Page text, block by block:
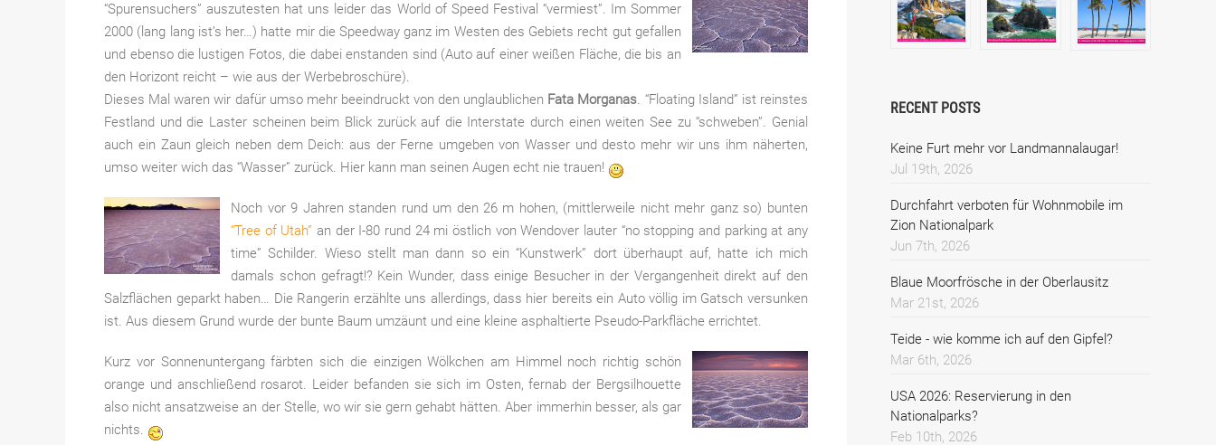
“Spurensuchers” auszutesten hat uns leider das World of Speed Festival “vermiest”. Im Sommer
2000 (lang lang ist’s her…) hatte mir die Speedway ganz im Westen des Gebiets recht gut gefallen
und ebenso die lustigen Fotos, die dabei enstanden sind (Auto auf einer weißen Fläche, die bis an
den Horizont reicht – wie aus der Werbebroschüre).
Dieses Mal waren wir dafür umso mehr beeindruckt von den unglaublichen Fata Morganas. “Floating Island” ist reinstes
Festland und die Laster scheinen beim Blick zurück auf die Interstate durch einen weiten See zu “schweben”. Genial
auch ein Zaun gleich neben dem Deich: aus der Ferne umgeben von Wasser und desto mehr wir uns ihm näherten,
umso weiter wich das “Wasser” zurück. Hier kann man seinen Augen echt nie trauen!
Noch vor 9 Jahren standen rund um den 26 m hohen, (mittlerweile nicht mehr ganz so) bunten
“Tree of Utah” an der I-80 rund 24 mi östlich von Wendover lauter “no stopping and parking at any
time” Schilder. Wieso stellt man dann so ein “Kunstwerk” dort überhaupt auf, hatte ich mich
damals schon gefragt!? Kein Wunder, dass einige Besucher in der Vergangenheit direkt auf den
Salzflächen geparkt haben… Die Rangerin erzählte uns allerdings, dass hier bereits ein Auto völlig im Gatsch versunken
ist. Aus diesem Grund wurde der bunte Baum umzäunt und eine kleine asphaltierte Pseudo-Parkfläche errichtet.
Kurz vor Sonnenuntergang färbten sich die einzigen Wölkchen am Himmel noch richtig schön
orange und anschließend rosarot. Leider befanden sie sich im Osten, fernab der Bergsilhouette
also nicht ansatzweise an der Stelle, wo wir sie gern gehabt hätten. Aber immerhin besser, als gar
nichts.
RECENT POSTS
Keine Furt mehr vor Landmannalaugar!
Jul 19th, 2026
Durchfahrt verboten für Wohnmobile im
Zion Nationalpark
Jun 7th, 2026
Blaue Moorfrösche in der Oberlausitz
Mar 21st, 2026
Teide - wie komme ich auf den Gipfel?
Mar 6th, 2026
USA 2026: Reservierung in den
Nationalparks?
Feb 10th, 2026